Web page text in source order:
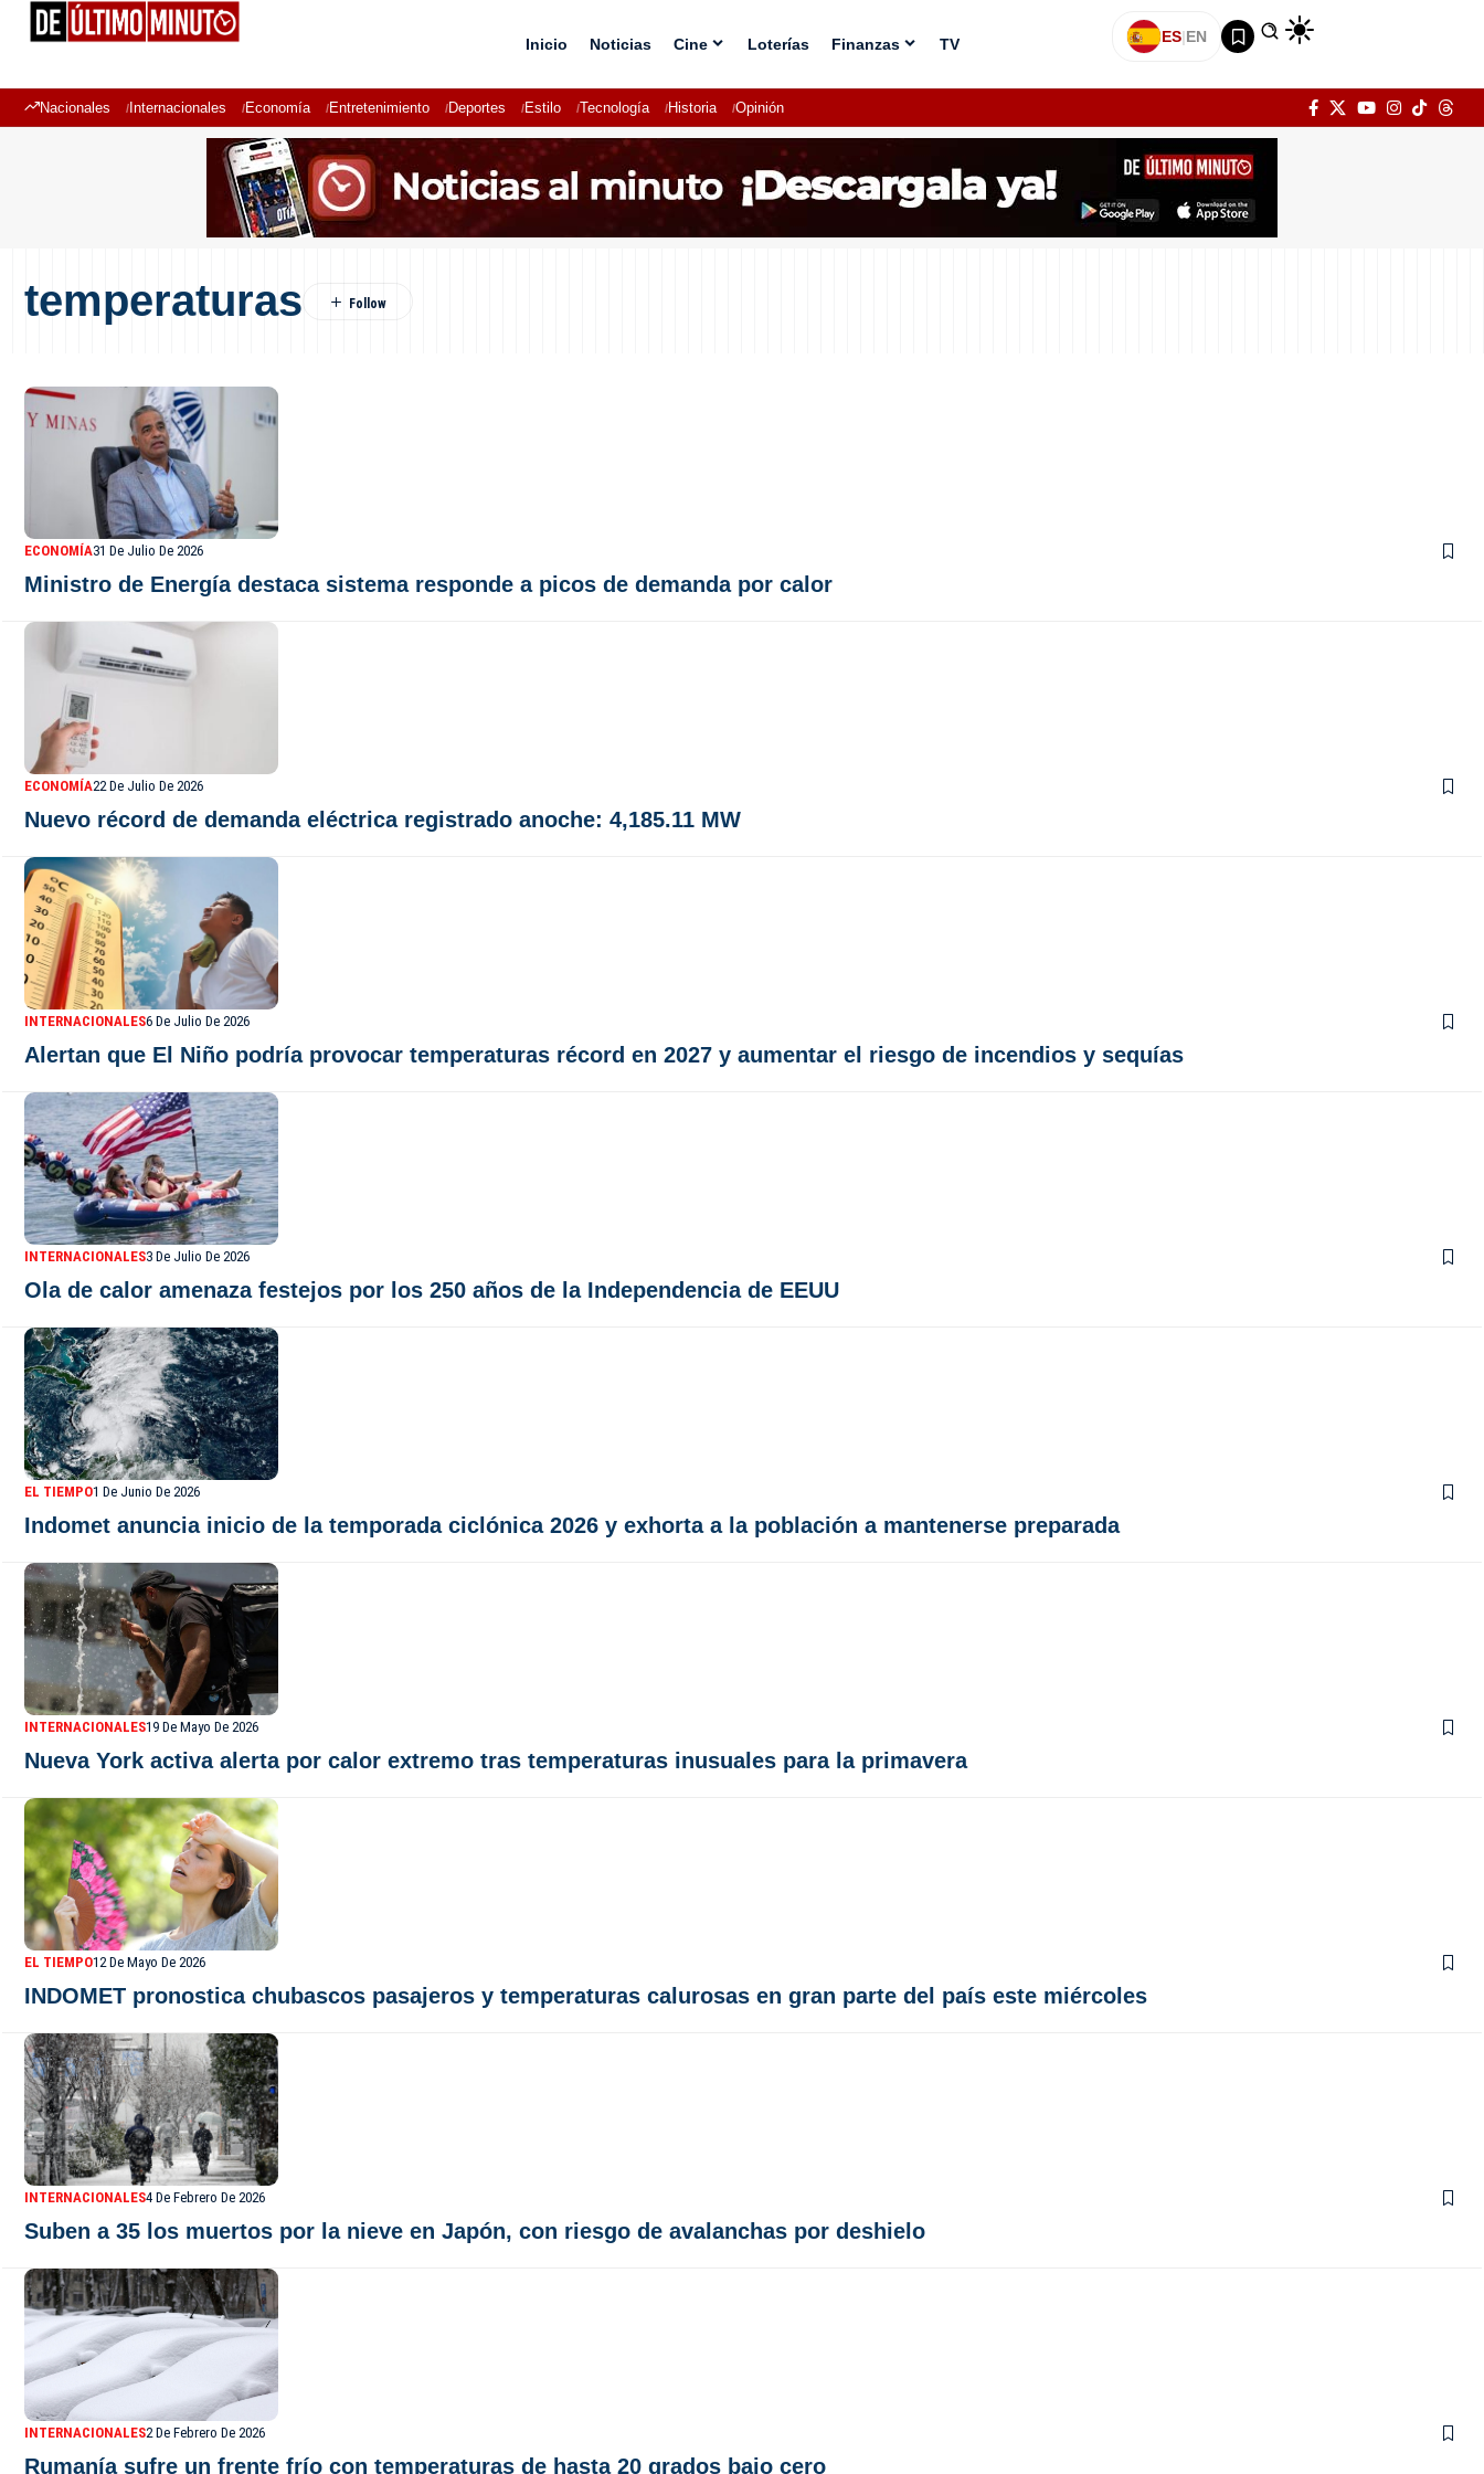
Inicio Noticias Cine Loterías Finanzas TV ES|EN
Nacionales Internacionales Economía Entretenimiento Deportes Estilo Tecnología Historia Opinión
temperaturas
ECONOMÍA31 De Julio De 2026
Ministro de Energía destaca sistema responde a picos de demanda por calor
ECONOMÍA22 De Julio De 2026
Nuevo récord de demanda eléctrica registrado anoche: 4,185.11 MW
INTERNACIONALES6 De Julio De 2026
Alertan que El Niño podría provocar temperaturas récord en 2027 y aumentar el riesgo de incendios y sequías
INTERNACIONALES3 De Julio De 2026
Ola de calor amenaza festejos por los 250 años de la Independencia de EEUU
EL TIEMPO1 De Junio De 2026
Indomet anuncia inicio de la temporada ciclónica 2026 y exhorta a la población a mantenerse preparada
INTERNACIONALES19 De Mayo De 2026
Nueva York activa alerta por calor extremo tras temperaturas inusuales para la primavera
EL TIEMPO12 De Mayo De 2026
INDOMET pronostica chubascos pasajeros y temperaturas calurosas en gran parte del país este miércoles
INTERNACIONALES4 De Febrero De 2026
Suben a 35 los muertos por la nieve en Japón, con riesgo de avalanchas por deshielo
INTERNACIONALES2 De Febrero De 2026
Rumanía sufre un frente frío con temperaturas de hasta 20 grados bajo cero